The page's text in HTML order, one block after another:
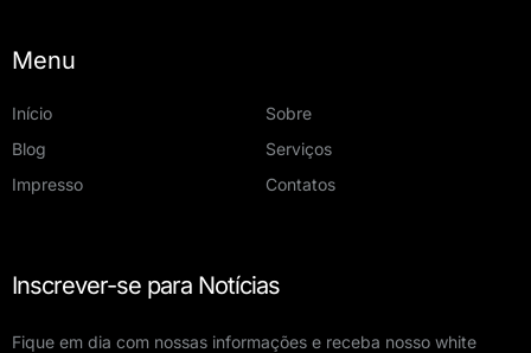
Menu
Início
Sobre
Blog
Serviços
Impresso
Contatos
Inscrever-se para Notícias
Fique em dia com nossas informações e receba nosso white